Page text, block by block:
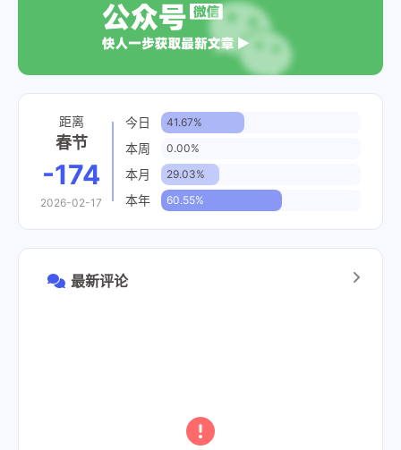
距离
春节
-174
2026-02-17
今日 41.67%
本周 0.00%
本月 29.03%
本年 60.55%
最新评论